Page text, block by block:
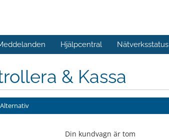
Hjälpcentral Nätverksstatus
& Kassa
Din kundvagn är tom